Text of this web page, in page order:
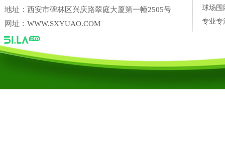
地址：西安市碑林区兴庆路翠庭大厦第一幢2505号
网址： WWW.SXYUAO.COM
球场
专业专